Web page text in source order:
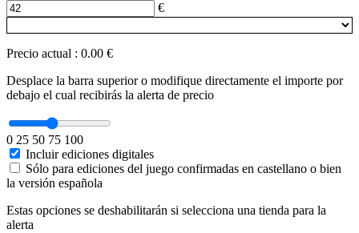
€
Precio actual : 0.00 €
Desplace la barra superior o modifique directamente el importe por
debajo el cual recibirás la alerta de precio
0 25 50 75 100
Incluir ediciones digitales
Sólo para ediciones del juego confirmadas en castellano o bien
la versión española
Estas opciones se deshabilitarán si selecciona una tienda para la
alerta